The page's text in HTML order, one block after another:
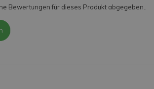
Bewertungen für dieses Produkt abgegeben..